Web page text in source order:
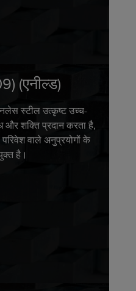
(एनील्ड)
स्टील उत्कृष्ट उच्च-
और शक्ति प्रदान करता है,
वाले अनुप्रयोगों के
है।